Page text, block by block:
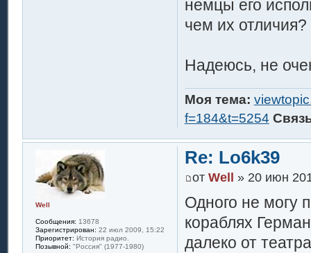
немцы его
чем их отличия?
Надеюсь, не
Моя тема:
f=184&t=5254
Re: Lo6k39
от Well » 20 июн
Одного не могу
кораблях
далеко от
Well
Сообщения: 13678
Зарегистрирован: 22 июл 2009, 15:22
Приоритет: История радио.
Позывной: "Россия" (1977-1980)